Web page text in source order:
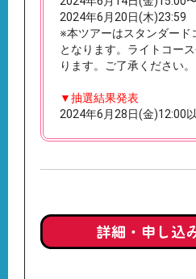
2024年6月20日(木)23:59
※本ツアーはスタンダード
となります。ライトコー
ります。ご了承ください。
▼抽選結果発表
2024年6月28日(金)12:00